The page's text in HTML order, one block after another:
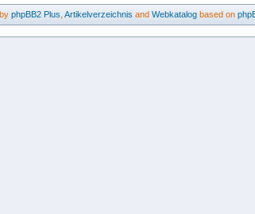
phpBB2 Plus Artikelverzeichnis and Webkatalog based on